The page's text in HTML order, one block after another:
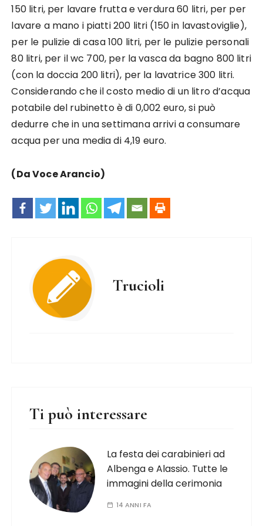
150 litri, per lavare frutta e verdura 60 litri, per per
lavare a mano i piatti 200 litri (150 in lavastoviglie),
per le pulizie di casa 100 litri, per le pulizie personali
80 litri, per il wc 700, per la vasca da bagno 800 litri
(con la doccia 200 litri), per la lavatrice 300 litri.
Considerando che il costo medio di un litro d’acqua
potabile del rubinetto è di 0,002 euro, si può
dedurre che in una settimana arrivi a consumare
acqua per una media di 4,19 euro.
(Da Voce Arancio)
Trucioli
Ti può interessare
La festa dei carabinieri ad
Albenga e Alassio. Tutte le
immagini della cerimonia
14 ANNI FA